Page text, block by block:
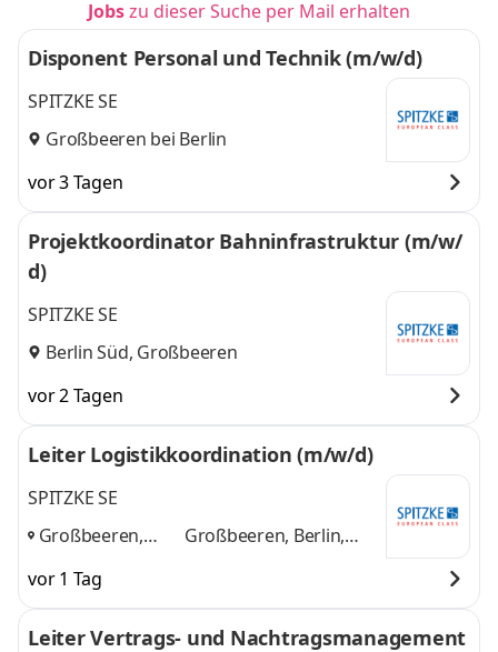
Jobszu dieser Suche per Mail erhalten
Disponent Personal und Technik (m/w/d)
SPITZKE SE
Großbeeren bei Berlin
vor 3 Tagen
Projektkoordinator Bahninfrastruktur (m/w/
d)
SPITZKE SE
Berlin Süd, Großbeeren
vor 2 Tagen
Leiter Logistikkoordination (m/w/d)
SPITZKE SE
Großbeeren,
Teltow,
Großbeeren, Berlin,
vor 1 Tag
Leiter Vertrags- und Nachtragsmanagement